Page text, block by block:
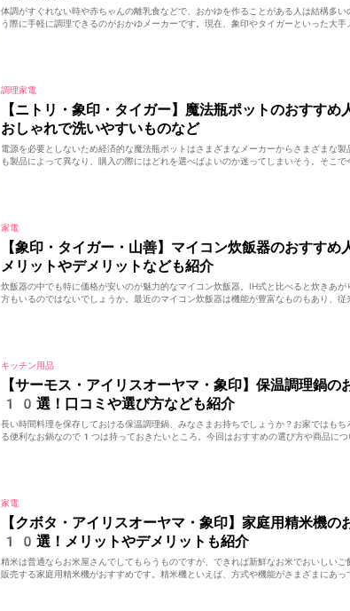
体調がすぐれない時や赤ちゃんの離乳食などで、おかゆを作ることがある人は結構多
う際に手軽に調理できるのがおかゆメーカーです。現在、象印やタイガーといった大手
調理家電
【ニトリ・象印・タイガー】魔法瓶ポットのおすす
おしゃれで洗いやすいものなど
電源を必要としないため経済的な魔法瓶ポットはさまざまなメーカーからさまざまな
も製品によって異なり、購入の際にはどれを選べばよいのか迷ってしまいそう。そこで
家電
【象印・タイガー・山善】マイコン炊飯器のおすす
メリットやデメリットなども紹介
炊飯器の中でも特に価格が安いのが魅力的なマイコン炊飯器。IH式と比べると炊きあ
方もいるのではないでしょうか。最近のマイコン炊飯器は機能が豊富なものもあり、従
キッチン用品
【サーモス・アイリスオーヤマ・象印】保温調理鍋
10選！口コミや選び方なども紹介
長い時間料理を保存しておける保温調理鍋、みなさまお持ちでしょうか？お家ではも
る便利なお鍋なので1つは持っておきたいところ。今回はおすすめの選び方や商品につ
家電
【クボタ・アイリスオーヤマ・象印】家庭用精米機
10選！メリットやデメリットも紹介
精米は普通ならお米屋さんでしてもらうものですが、できれば新鮮なお米でおいしい
販売する家庭用精米機がおすすめです。精米機といえば、方式や機能がさまざまにあっ